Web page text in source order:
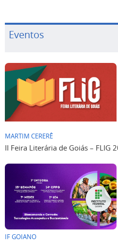
Eventos
MARTIM CERERÊ
II Feira Literária de Goiás – FLIG
IF GOIANO